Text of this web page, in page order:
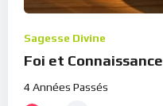
Sagesse Divine
Foi et Connaissance
4 Années Passés